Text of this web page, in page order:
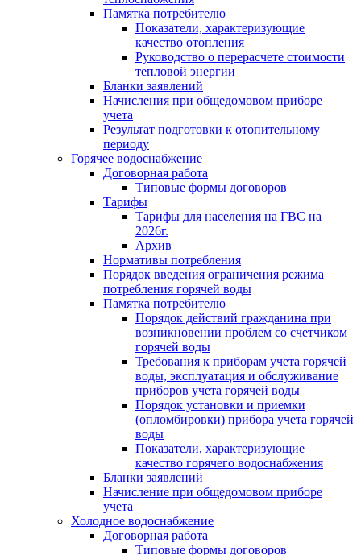
Памятка потребителю
Показатели, характеризующие
качество отопления
Руководство о перерасчете стоимости
тепловой энергии
Бланки заявлений
Начисления при общедомовом приборе
учета
Результат подготовки к отопительному
периоду
Горячее водоснабжение
Договорная работа
Типовые формы договоров
Тарифы
Тарифы для населения на ГВС на
2026г.
Архив
Нормативы потребления
Порядок введения ограничения режима
потребления горячей воды
Памятка потребителю
Порядок действий гражданина при
возникновении проблем со счетчиком
горячей воды
Требования к приборам учета горячей
воды, эксплуатация и обслуживание
приборов учета горячей воды
Порядок установки и приемки
(опломбировки) прибора учета горячей
воды
Показатели, характеризующие
качество горячего водоснабжения
Бланки заявлений
Начисление при общедомовом приборе
учета
Холодное водоснабжение
Договорная работа
Типовые формы договоров